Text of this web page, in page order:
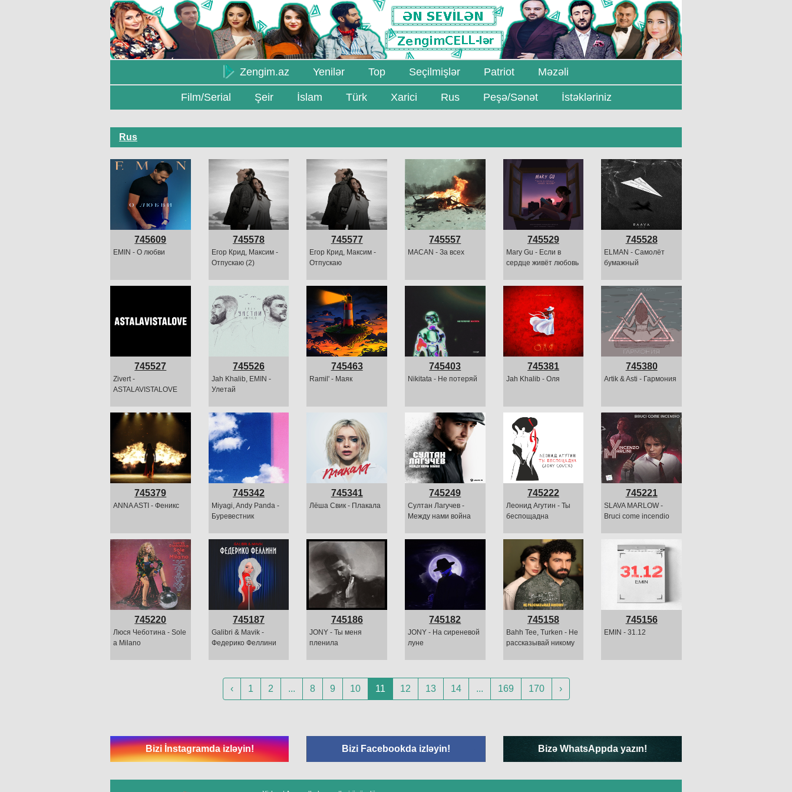
Zengim.az Yenilər Top Seçilmişlər Patriot Məzəli
Film/Serial Şeir İslam Türk Xarici Rus Peşə/Sənət İstəkləriniz
Rus
745609
EMIN - О любви
745578
Егор Крид, Максим -
Отпускаю (2)
745577
Егор Крид, Максим -
Отпускаю
745557
MACAN - За всех
745529
Mary Gu - Если в
сердце живёт любовь
745528
ELMAN - Самолёт
бумажный
745527
Zivert -
ASTALAVISTALOVE
745526
Jah Khalib, EMIN -
Улетай
745463
Ramil' - Маяк
745403
Nikitata - Не потеряй
745381
Jah Khalib - Оля
745380
Artik & Asti - Гармония
745379
ANNA ASTI - Феникс
745342
Miyagi, Andy Panda -
Буревестник
745341
Лёша Свик - Плакала
745249
Султан Лагучев -
Между нами война
745222
Леонид Агутин - Ты
беспощадна
745221
SLAVA MARLOW -
Bruci come incendio
745220
Люся Чеботина - Sole
a Milano
745187
Galibri & Mavik -
Федерико Феллини
745186
JONY - Ты меня
пленила
745182
JONY - На сиреневой
луне
745158
Bahh Tee, Turken - Не
рассказывай никому
745156
EMIN - 31.12
‹ 1 2 ... 8 9 10 11 12 13 14 ... 169 170 ›
Bizi İnstagramda izləyin! Bizi Facebookda izləyin! Bizə WhatsAppda yazın!